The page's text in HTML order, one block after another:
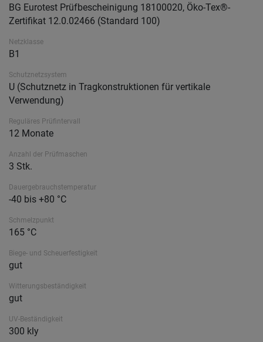
BG Eurotest Prüfbescheinigung 18100020, Öko-Tex®-
Zertifikat 12.0.02466 (Standard 100)
Netzklasse
B1
Schutznetzsystem
U (Schutznetz in Tragkonstruktionen für vertikale
Verwendung)
Reguläres Prüfintervall
12 Monate
Anzahl der Prüfmaschen
3 Stk.
Dauergebrauchstemperatur
-40 bis +80 °C
Schmelzpunkt
165 °C
Biege- und Scheuerfestigkeit
gut
Witterungsbeständigkeit
gut
UV-Beständigkeit
300 kly